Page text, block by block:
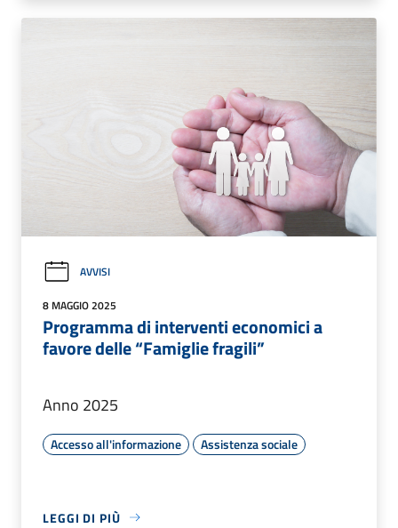
AVVISI
8 MAGGIO 2025
Programma di interventi economici a
favore delle “Famiglie fragili”
Anno 2025
Accesso all'informazione Assistenza sociale
LEGGI DI PIÙ